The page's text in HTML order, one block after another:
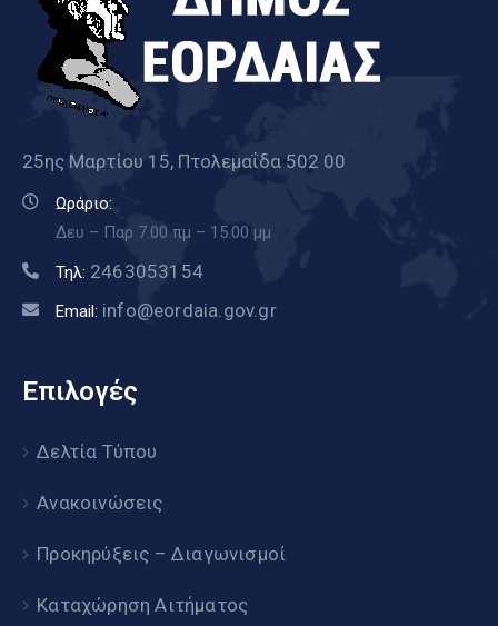
25ης Μαρτίου 15, Πτολεμαΐδα 502 00
Ωράριο:
Δευ – Παρ 7.00 πμ – 15.00 μμ
Τηλ: 2463053154
Email: info@eordaia.gov.gr
Επιλογές
Δελτία Τύπου
Ανακοινώσεις
Προκηρύξεις – Διαγωνισμοί
Καταχώρηση Αιτήματος